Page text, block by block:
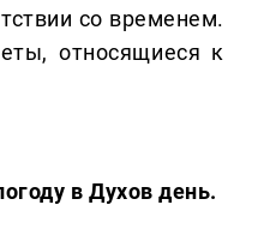
со временем.
относящиеся к
в Духов день.